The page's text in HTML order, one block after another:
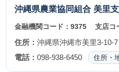
沖縄県農業協同組合 美里
金融機関コード： 9375 支店コ
住所： 沖縄県沖縄市美里3-10-7
電話： 098-938-6450 住所・